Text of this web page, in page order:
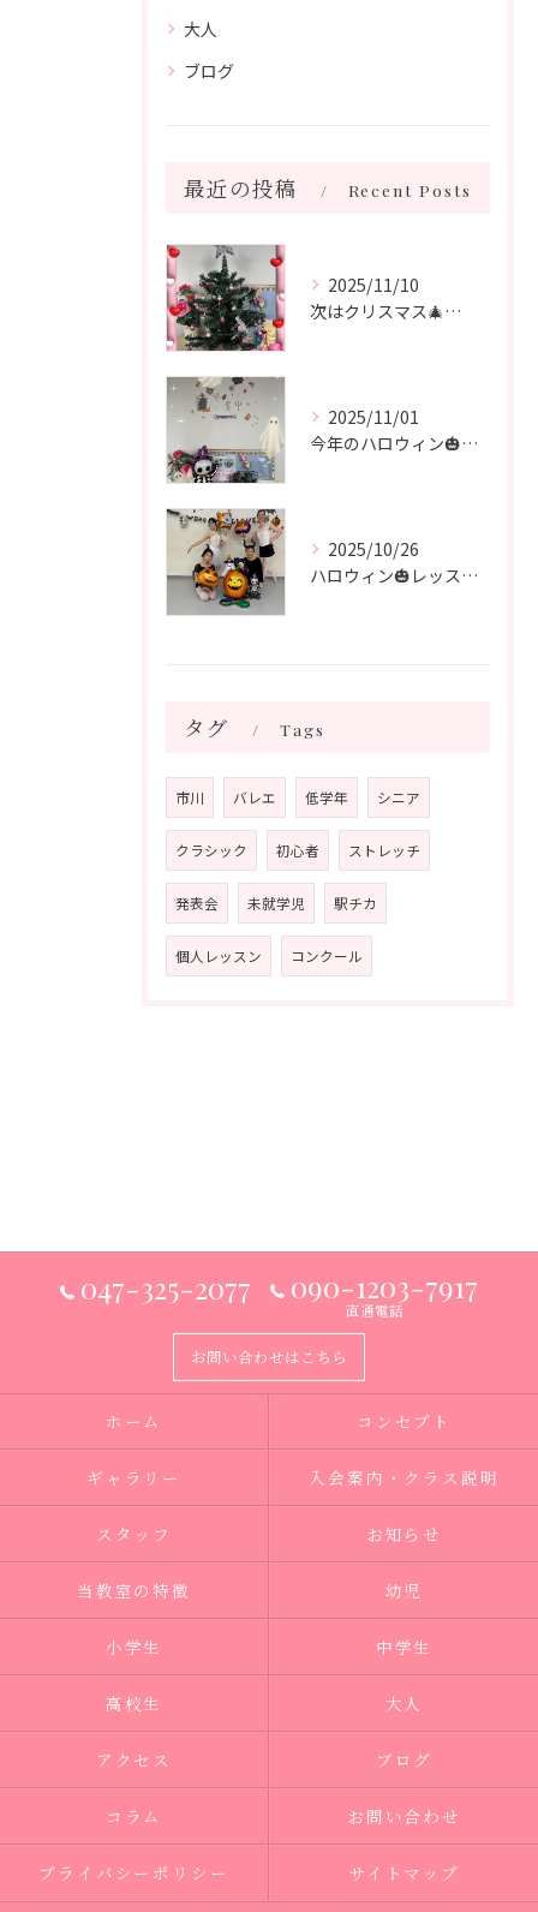
大人
ブログ
最近の投稿 Recent Posts
2025/11/10
次はクリスマス🎄🧑‍🎄🎄 飾り付けをしました♪
2025/11/01
今年のハロウィン🎃も終わり 次はクリスマス🎄
2025/10/26
ハロウィン🎃レッスン🎃 シニアクラス
タグ Tags
市川 バレエ 低学年 シニア
クラシック 初心者 ストレッチ
発表会 未就学児 駅チカ
個人レッスン コンクール
047-325-2077 090-1203-7917
直通電話
お問い合わせはこちら
ホーム コンセプト
ギャラリー 入会案内・クラス説明
スタッフ お知らせ
当教室の特徴 幼児
小学生 中学生
高校生 大人
アクセス ブログ
コラム お問い合わせ
プライバシーポリシー サイトマップ